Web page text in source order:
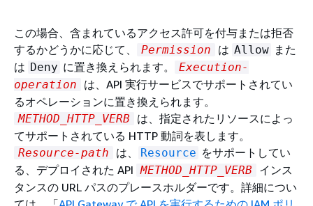
この場合、含まれているアクセス許可を付与または拒否
するかどうかに応じて、
Permission は Allow また
は Deny に置き換えられます。
Execution-
operation
は、API 実行サービスでサポートされてい
るオペレーションに置き換えられます。
METHOD_HTTP_VERB
は、指定されたリソースによっ
てサポートされている HTTP 動詞を表します。
Resource-path は、 Resource をサポートしてい
る、デプロイされた API METHOD_HTTP_VERB
インス
タンスの URL パスのプレースホルダーです。詳細につい